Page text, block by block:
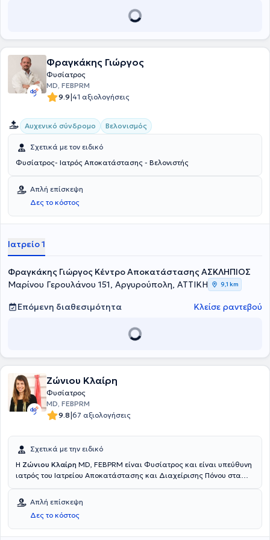
επεισόδιο, κρανιοεγκεφαλικές κακώσεις, νευρολογικές παθήσεις,
σκλήρυνση κατά πλάκας και κάκωση νωτιαίου μυελού.
καθοδήγηση, καθώς και στη μεσοθεραπεία/προλοθεραπεία. Έχει
λάβει πιστοποίηση για τη διενέργεια οζονοθεραπείας Είναι
εξουσιοδοτημένος ιατρός για τη διενέργεια ελέγχου μυϊκής
λειτουργίας με τη μέθοδο της Τενσιομυογραφίας - Tensomyography
Ολυμπιακούς αγώνες (Hellenic Olympians Association).
Φραγκάκης Γιώργος
Φυσίατρος
MD, FEBPRM
9.9|41 αξιολογήσεις
Αυχενικό σύνδρομο Βελονισμός
Σχετικά με τον ειδικό
Φυσίατρος- Ιατρός Αποκατάστασης - Βελονιστής
Απλή επίσκεψη
Δες το κόστος
Ιατρείο 1
Φραγκάκης Γιώργος Κέντρο Αποκατάστασης ΑΣΚΛΗΠΙΟΣ
Μαρίνου Γερουλάνου 151, Αργυρούπολη, ΑΤΤΙΚΗ
9,1 km
Επόμενη διαθεσιμότητα Κλείσε ραντεβού
Ζώνιου Κλαίρη
Φυσίατρος
MD, FEBPRM
9.8|67 αξιολογήσεις
Σχετικά με την ειδικό
Η Ζώνιου Κλαίρη MD, FEBPRM είναι Φυσίατρος και είναι υπεύθυνη
ιατρός του Ιατρείου Αποκατάστασης και Διαχείρισης Πόνου στα
Καποδιστριακού Πανεπιστημίου Αθηνών και εξειδικεύτηκε στην
Φυσική Ιατρική & Αποκατάσταση (ΦΙΑπ) στην μονάδα ΦΙΑπ του
Γενικό Νοσοκομείου Αττικής ΚΑΤ, ενώ έχει λάβει βασική εκπαίδευση
για βελονισμό στο τμήμα Κινέζικης Παραδοσιακής Ιατρικής του
Απλή επίσκεψη
Δες το κόστος